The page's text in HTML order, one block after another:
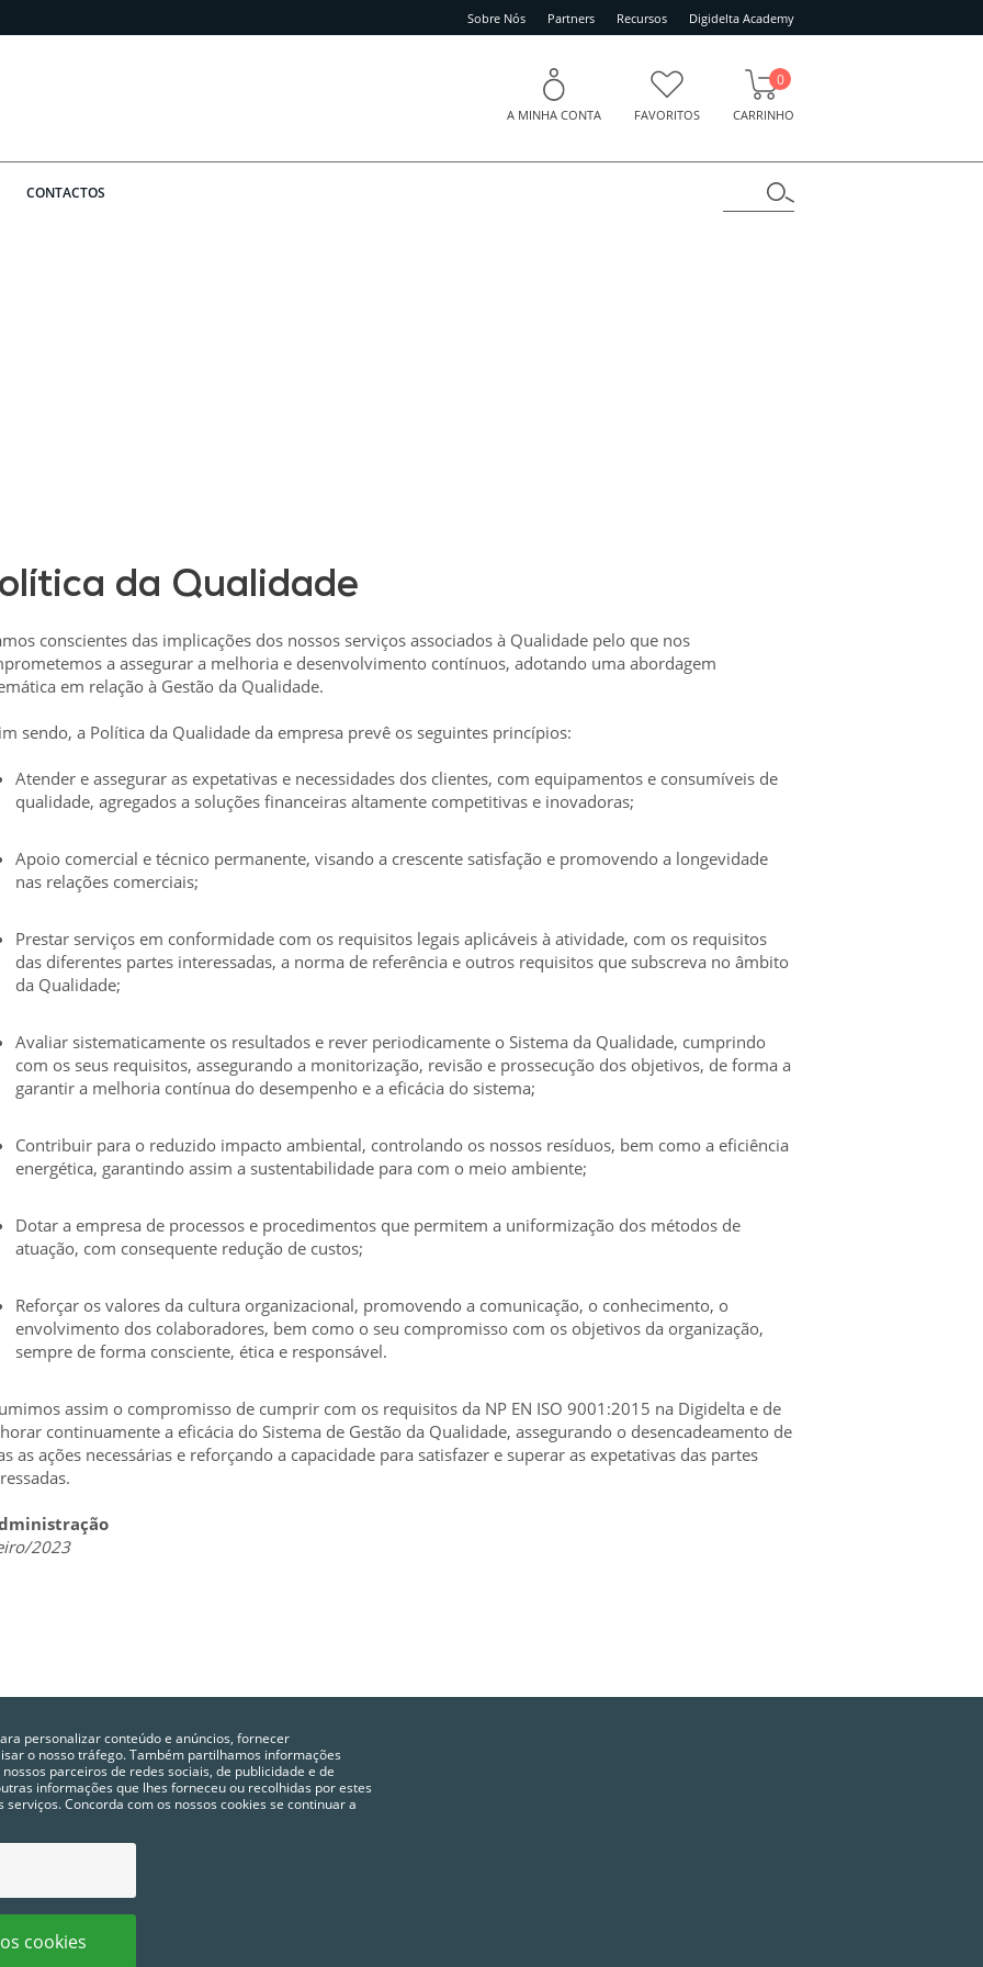
Sobre Nós Partners Recursos Digidelta Academy
A MINHA CONTA FAVORITOS CARRINHO
0
CONTACTOS
da Qualidade
conscientes das implicações dos nossos serviços associados à Qualidade pelo que nos
a assegurar a melhoria e desenvolvimento contínuos, adotando uma abordagem
em relação à Gestão da Qualidade.
sendo, a Política da Qualidade da empresa prevê os seguintes princípios:
Atender e assegurar as expetativas e necessidades dos clientes, com equipamentos e consumíveis de
qualidade, agregados a soluções financeiras altamente competitivas e inovadoras;
Apoio comercial e técnico permanente, visando a crescente satisfação e promovendo a longevidade
nas relações comerciais;
Prestar serviços em conformidade com os requisitos legais aplicáveis à atividade, com os requisitos
das diferentes partes interessadas, a norma de referência e outros requisitos que subscreva no âmbito
da Qualidade;
Avaliar sistematicamente os resultados e rever periodicamente o Sistema da Qualidade, cumprindo
com os seus requisitos, assegurando a monitorização, revisão e prossecução dos objetivos, de forma a
garantir a melhoria contínua do desempenho e a eficácia do sistema;
Contribuir para o reduzido impacto ambiental, controlando os nossos resíduos, bem como a eficiência
energética, garantindo assim a sustentabilidade para com o meio ambiente;
Dotar a empresa de processos e procedimentos que permitem a uniformização dos métodos de
atuação, com consequente redução de custos;
Reforçar os valores da cultura organizacional, promovendo a comunicação, o conhecimento, o
envolvimento dos colaboradores, bem como o seu compromisso com os objetivos da organização,
sempre de forma consciente, ética e responsável.
assim o compromisso de cumprir com os requisitos da NP EN ISO 9001:2015 na Digidelta e de
continuamente a eficácia do Sistema de Gestão da Qualidade, assegurando o desencadeamento de
as ações necessárias e reforçando a capacidade para satisfazer e superar as expetativas das partes
2023
reservados.
personalizar conteúdo e anúncios, fornecer
o nosso tráfego. Também partilhamos informações
parceiros de redes sociais, de publicidade e de
informações que lhes forneceu ou recolhidas por estes
Concorda com os nossos cookies se continuar a
cookies